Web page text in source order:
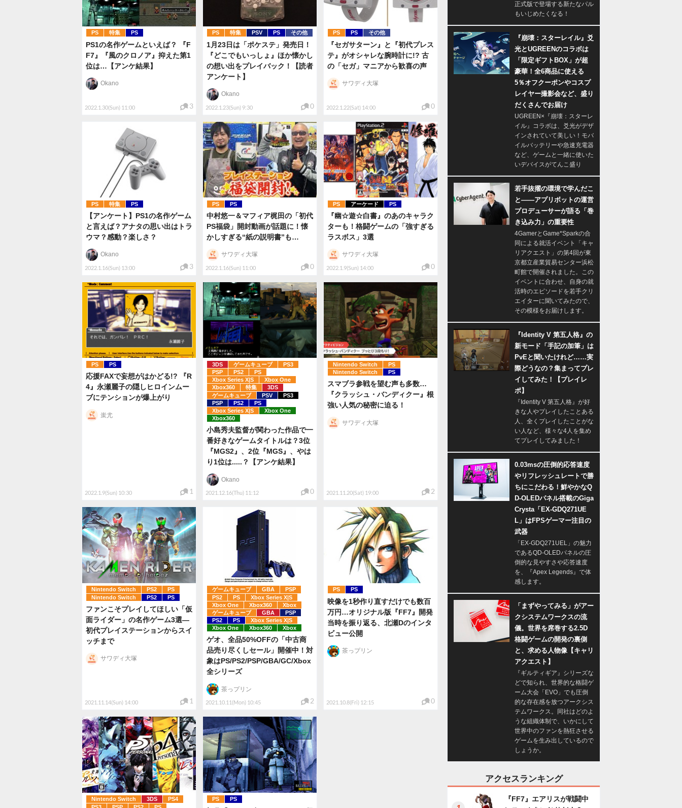
PS 特集 PS
PS1の名作ゲームといえば？ 『F
F7』『風のクロノア』抑えた第1
位は…【アンケ結果】
2022.1.30(Sun) 11:00
Okano
3
PS 特集 PSV PS その他
1月23日は「ポケステ」発売日！
『どこでもいっしょ』ほか懐かし
の想い出をプレイバック！【読者
アンケート】
2022.1.23(Sun) 9:30
Okano
0
PS PS その他
『セガサターン』と『初代プレス
テ』がオシャレな腕時計に!? 古
の「セガ」マニアから歓喜の声
2022.1.22(Sat) 14:00
サワディ大塚
0
PS 特集 PS
【アンケート】PS1の名作ゲーム
と言えば？アナタの思い出はトラ
ウマ？感動？楽しさ？
2022.1.16(Sun) 13:00
Okano
3
PS PS
中村悠一＆マフィア梶田の「初代
PS福袋」開封動画が話題に！懐
かしすぎる“紙の説明書”も…
2022.1.16(Sun) 11:00
サワディ大塚
0
PS アーケード PS
『幽☆遊☆白書』のあのキャラク
ターも！格闘ゲームの「強すぎる
ラスボス」3選
2022.1.9(Sun) 14:00
サワディ大塚
0
PS PS
応援FAXで妄想がはかどる!? 『R
4』永瀬麗子の隠しヒロインムー
ブにテンションが爆上がり
2022.1.9(Sun) 10:30
蚩尤
1
3DS ゲームキューブ
PS3
PSP
PS2
PS
Xbox Series X|S
Xbox One
Xbox360
特集
3DS
ゲームキューブ
PSV
PS3
PSP
PS2
PS
Xbox Series X|S
Xbox One
Xbox360
小島秀夫監督が関わった作品で一
番好きなゲームタイトルは？3位
『MGS2』、2位『MGS』、やは
り1位は.....？【アンケ結果】
2021.12.16(Thu) 11:12
Okano
0
Nintendo Switch
PS
Nintendo Switch
PS
スマブラ参戦を望む声も多数…
『クラッシュ・バンディクー』根
強い人気の秘密に迫る！
2021.11.20(Sat) 19:00
サワディ大塚
2
Nintendo Switch PS2
PS
Nintendo Switch
PS2 PS
ファンこそプレイしてほしい「仮
面ライダー」の名作ゲーム3選―
初代プレイステーションからスイ
ッチまで
2021.11.14(Sun) 14:00
サワディ大塚
1
ゲームキューブ GBA
PSP
PS2
PS
Xbox Series X|S
Xbox One
Xbox360
Xbox
ゲームキューブ
GBA
PSP
PS2
PS
Xbox Series X|S
Xbox One
Xbox360 Xbox
ゲオ、全品50%OFFの「中古商
品売り尽くしセール」開催中！対
象はPS/PS2/PSP/GBA/GC/Xbox
全シリーズ
2021.10.11(Mon) 10:45
茶っプリン
2
PS PS
映像を1秒作り直すだけでも数百
万円…オリジナル版『FF7』開発
当時を振り返る、北瀬Dのインタ
ビュー公開
2021.10.8(Fri) 12:15
茶っプリン
0
Nintendo Switch 3DS
PS4
PS PS
正式版で登場する新たなパル
もいじめたくなる！
『崩壊：スターレイル』爻
光とUGREENのコラボは
「限定ギフトBOX」が超
豪華！全6商品に使える
5％オフクーポンやコスプ
レイヤー撮影会など、盛り
だくさんでお届け
UGREEN×『崩壊：スターレ
イル』コラボは、爻光がデザ
インされていて美しい！モバ
イルバッテリーや急速充電器
など、ゲームと一緒に使いた
いデバイスがてんこ盛り
若手抜擢の環境で学んだこ
と――アプリボットの運営
プロデューサーが語る「巻
き込み力」の重要性
4GamerとGame*Sparkの合
同による就活イベント「キャ
リアクエスト」の第4回が東
京都立産業貿易センター浜松
町館で開催されました。この
イベントに合わせ、自身の就
活時のエピソードを若手クリ
エイターに聞いてみたので、
その模様をお届けします。
『Identity V 第五人格』の
新モード「手記の加筆」は
PvEと聞いたけれど……実
際どうなの？集まってプレ
イしてみた！【プレイレ
ポ】
『Identity V 第五人格』が好
きな人やプレイしたことある
人、全くプレイしたことがな
い人など、様々な4人を集め
てプレイしてみました！
0.03msの圧倒的応答速度
やリフレッシュレートで勝
ちにこだわる！鮮やかなQ
D-OLEDパネル搭載のGiga
Crysta「EX-GDQ271UE
L」はFPSゲーマー注目の
武器
「EX-GDQ271UEL」の魅力
であるQD-OLEDパネルの圧
倒的な見やすさや応答速度
を、『Apex Legends』で体
感します。
「まずやってみる」がアー
クシステムワークスの流
儀。世界を席巻する2.5D
格闘ゲームの開発の裏側
と、求める人物像【キャリ
アクエスト】
『ギルティギア』シリーズな
どで知られ、世界的な格闘ゲ
ーム大会「EVO」でも圧倒
的な存在感を放つアークシス
テムワークス。同社はどのよ
うな組織体制で、いかにして
世界中のファンを熱狂させる
ゲームを生み出しているので
しょうか。
アクセスランキング
『FF7』エアリスが戦闘中